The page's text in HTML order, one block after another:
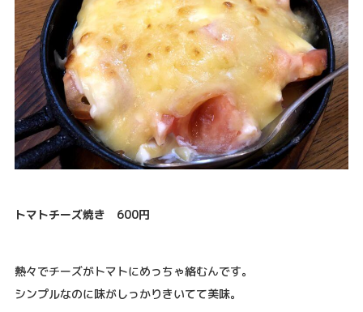
トマトチーズ焼き 600円
熱々でチーズがトマトにめっちゃ絡むんです。
シンプルなのに味がしっかりきいてて美味。